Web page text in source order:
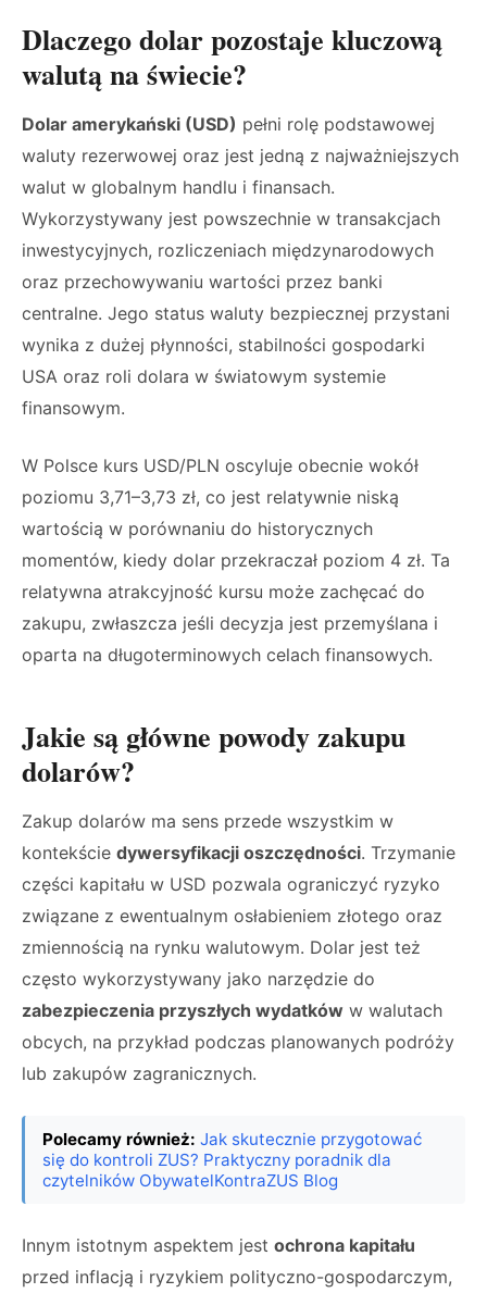
Dlaczego dolar pozostaje kluczową
walutą na świecie?
Dolar amerykański (USD) pełni rolę podstawowej
waluty rezerwowej oraz jest jedną z najważniejszych
walut w globalnym handlu i finansach.
Wykorzystywany jest powszechnie w transakcjach
inwestycyjnych, rozliczeniach międzynarodowych
oraz przechowywaniu wartości przez banki
centralne. Jego status waluty bezpiecznej przystani
wynika z dużej płynności, stabilności gospodarki
USA oraz roli dolara w światowym systemie
finansowym.
W Polsce kurs USD/PLN oscyluje obecnie wokół
poziomu 3,71–3,73 zł, co jest relatywnie niską
wartością w porównaniu do historycznych
momentów, kiedy dolar przekraczał poziom 4 zł. Ta
relatywna atrakcyjność kursu może zachęcać do
zakupu, zwłaszcza jeśli decyzja jest przemyślana i
oparta na długoterminowych celach finansowych.
Jakie są główne powody zakupu
dolarów?
Zakup dolarów ma sens przede wszystkim w
kontekście dywersyfikacji oszczędności. Trzymanie
części kapitału w USD pozwala ograniczyć ryzyko
związane z ewentualnym osłabieniem złotego oraz
zmiennością na rynku walutowym. Dolar jest też
często wykorzystywany jako narzędzie do
zabezpieczenia przyszłych wydatków w walutach
obcych, na przykład podczas planowanych podróży
lub zakupów zagranicznych.
Polecamy również: Jak skutecznie przygotować
się do kontroli ZUS? Praktyczny poradnik dla
czytelników ObywatelKontraZUS Blog
Innym istotnym aspektem jest ochrona kapitału
przed inflacją i ryzykiem polityczno-gospodarczym,